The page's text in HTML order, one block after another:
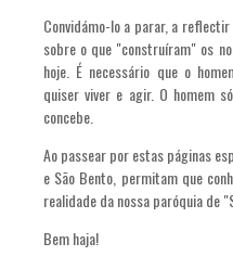
Convidámo-lo a parar, a
sobre o que "construíram" os
hoje. É necessário que o
quiser viver e agir. O homem
concebe.
Ao passear por estas páginas
e São Bento, permitam que
realidade da nossa paróquia de
Bem haja!